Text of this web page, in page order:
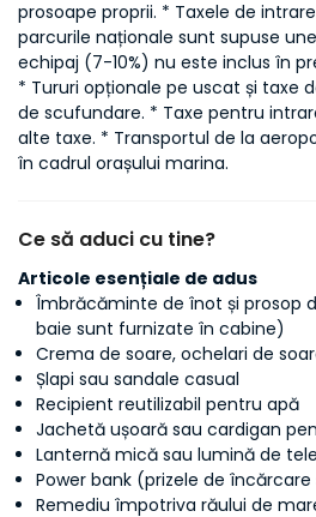
prosoape proprii. * Taxele de
parcurile naționale sunt supuse
echipaj (7-10%) nu este inclus în
* Tururi opționale pe uscat și taxe
de scufundare. * Taxe pentru
alte taxe. * Transportul de la
în cadrul orașului marina.
Ce să aduci cu tine?
Articole esențiale de adus
Îmbrăcăminte de înot și prosop
baie sunt furnizate în cabine)
Crema de soare, ochelari de
Șlapi sau sandale casual
Recipient reutilizabil pentru apă
Jachetă ușoară sau cardigan
Lanternă mică sau lumină de
Power bank (prizele de
Remediu împotriva răului de